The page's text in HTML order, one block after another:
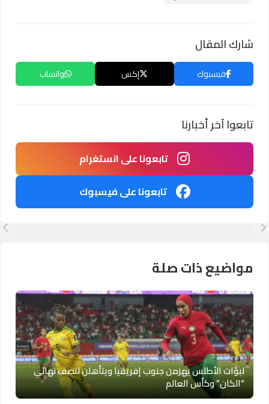
شارك المقال
فيسبوك إكس واتساب
تابعوا آخر أخبارنا
تابعونا على انستغرام
تابعونا على فيسبوك
مواضيع ذات صلة
لبؤات الأطلس يهزمن جنوب إفريقيا ويتأهلن لنصف نهائي
“الكان” وكأس العالم